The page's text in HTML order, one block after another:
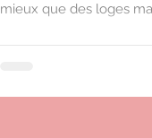
mieux que des loges